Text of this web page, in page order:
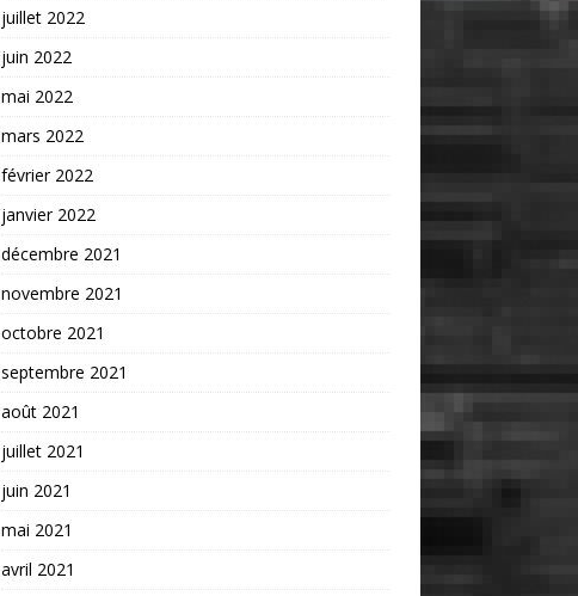
juillet 2022
juin 2022
mai 2022
mars 2022
février 2022
janvier 2022
décembre 2021
novembre 2021
octobre 2021
septembre 2021
août 2021
juillet 2021
juin 2021
mai 2021
avril 2021